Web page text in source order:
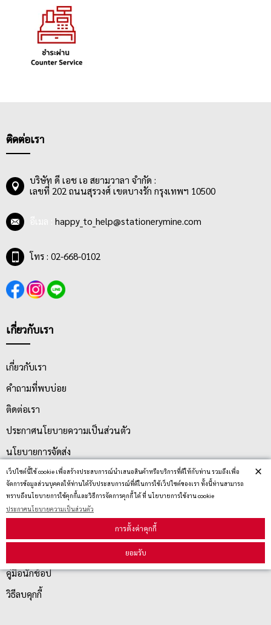
เว็ปไซต์นี้ใช้ cookie เพื่อสร้างประสบการณ์นำเสนอสินค้าหรือบริการที่ดีให้กับท่าน รวมถึงเพื่อ
จัดการข้อมูลส่วนบุคคลให้ท่านได้รับประสบการณ์ที่ดีในการใช้เว็ปไซต์ของเรา ทั้งนี้ท่านสามารถ
ทราบถึงนโยบายการใช้คุกกี้และวิธีการจัดการคุกกี้ ได้ ที่ นโยบายการใช้งาน cookie
ประกาศนโยบายความเป็นส่วนตัว
การตั้งค่าคุกกี้
ยอมรับ
×
ติดต่อเรา
บริษัท ดี เอช เอ สยามวาลา จำกัด :
เลขที่ 202 ถนนสุรวงศ์ เขตบางรัก กรุงเทพฯ 10500
happy_to_help@stationerymine.com
โทร : 02-668-0102
เกี่ยวกับเรา
เกี่ยวกับเรา
คำถามที่พบบ่อย
ติดต่อเรา
ประกาศนโยบายความเป็นส่วนตัว
นโยบายการจัดส่ง
นโยบายการเปลี่ยน/คืน สินค้า
บริการลูกค้า
คู่มือนักช้อป
วิธีลบคุกกี้